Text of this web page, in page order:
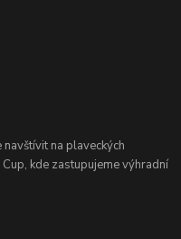
na plaveckých
kde zastupujeme výhradní